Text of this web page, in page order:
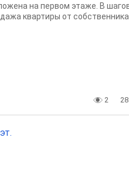
на первом этаже. В
квартиры от собственника.
2